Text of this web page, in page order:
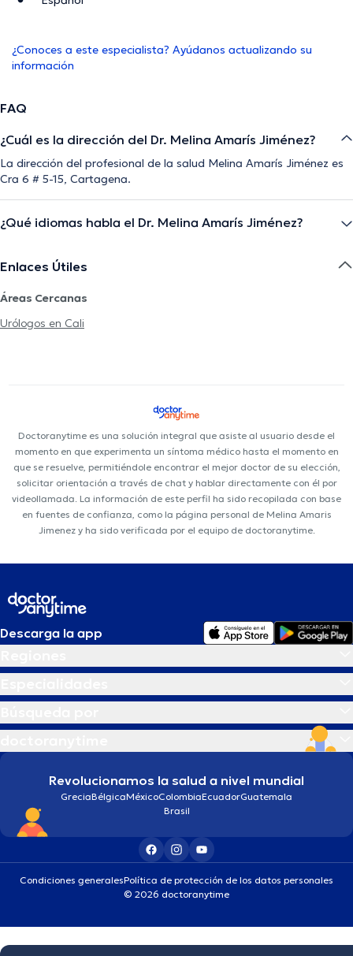
¿Conoces a este especialista? Ayúdanos actualizando su
información
FAQ
¿Cuál es la dirección del Dr. Melina Amarís Jiménez?
La dirección del profesional de la salud Melina Amarís Jiménez es
Cra 6 # 5-15, Cartagena.
¿Qué idiomas habla el Dr. Melina Amarís Jiménez?
Enlaces Útiles
Áreas Cercanas
Urólogos en Cali
Doctoranytime es una solución integral que asiste al usuario desde el
momento en que experimenta un síntoma médico hasta el momento en
que se resuelve, permitiéndole encontrar el mejor doctor de su elección,
solicitar orientación a través de chat y hablar directamente con él por
videollamada. La información de este perfil ha sido recopilada con base
en fuentes de confianza, como la página personal de Melina Amaris
Jimenez y ha sido verificada por el equipo de doctoranytime.
Descarga la app
Revolucionamos la salud a nivel mundial
GreciaBélgicaMéxicoColombiaEcuadorGuatemala
Brasil
Condiciones generalesPolítica de protección de los datos personales
© 2026 doctoranytime